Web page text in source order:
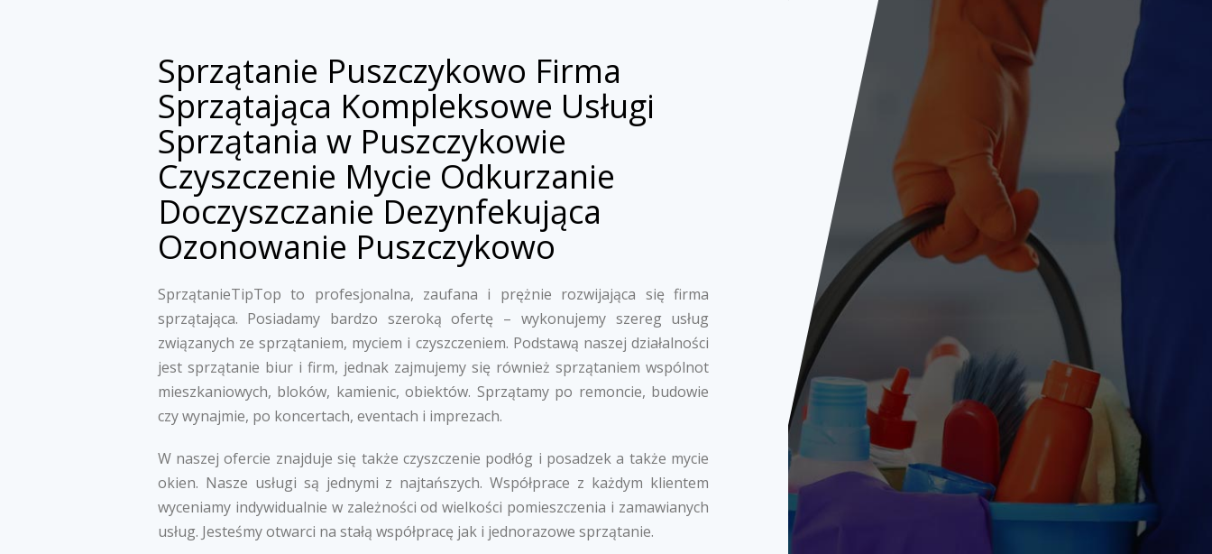
Sprzątanie Puszczykowo Firma
Sprzątająca Kompleksowe Usługi
Sprzątania w Puszczykowie
Czyszczenie Mycie Odkurzanie
Doczyszczanie Dezynfekująca
Ozonowanie Puszczykowo
SprzątanieTipTop to profesjonalna, zaufana i prężnie rozwijająca się firma
sprzątająca. Posiadamy bardzo szeroką ofertę – wykonujemy szereg usług
związanych ze sprzątaniem, myciem i czyszczeniem. Podstawą naszej działalności
jest sprzątanie biur i firm, jednak zajmujemy się również sprzątaniem wspólnot
mieszkaniowych, bloków, kamienic, obiektów. Sprzątamy po remoncie, budowie
czy wynajmie, po koncertach, eventach i imprezach.
W naszej ofercie znajduje się także czyszczenie podłóg i posadzek a także mycie
okien. Nasze usługi są jednymi z najtańszych. Współprace z każdym klientem
wyceniamy indywidualnie w zależności od wielkości pomieszczenia i zamawianych
usług. Jesteśmy otwarci na stałą współpracę jak i jednorazowe sprzątanie.